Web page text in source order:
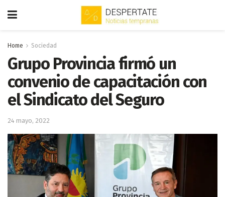
Home Sociedad
Grupo Provincia firmó un
convenio de capacitación con
el Sindicato del Seguro
24 mayo, 2022